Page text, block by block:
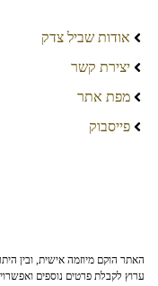
אודות שביל צדק
יצירת קשר
מפת אתר
פייסבוק
האתר הוקם מיוזמה אישית, ובין
ערוץ לקבלת פרטים נוספים